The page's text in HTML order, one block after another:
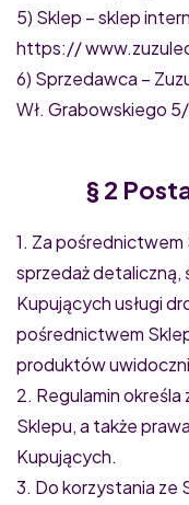
5) Sklep – sklep
https://
6) Sprzedawca –
Wł. Grabowskiego
§ 2
1. Za
sprzedaż detaliczną,
Kupujących usługi
pośrednictwem
produktów
2. Regulamin określa
Sklepu, a także
Kupujących.
3. Do korzystania ze